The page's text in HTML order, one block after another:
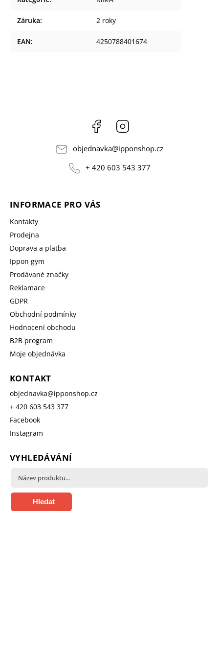
Záruka: 2 roky
EAN: 4250788401674
Facebook
objednavka@ipponshop.cz
+ 420 603 543 377
INFORMACE PRO VÁS
Kontakty
Prodejna
Doprava a platba
Ippon gym
Prodávané značky
Reklamace
GDPR
Obchodní podmínky
Hodnocení obchodu
B2B program
Moje objednávka
KONTAKT
objednavka@ipponshop.cz
+ 420 603 543 377
Facebook
Instagram
VYHLEDÁVÁNÍ
Hledat